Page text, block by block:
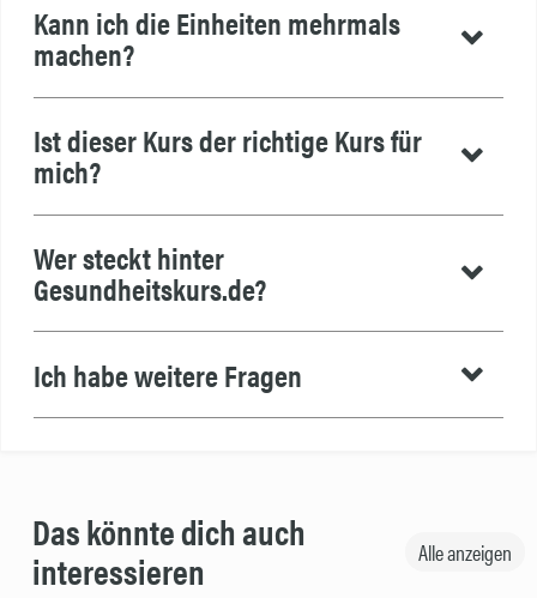
Kann ich die Einheiten mehrmals
machen?
Ist dieser Kurs der richtige Kurs für
mich?
Wer steckt hinter
Gesundheitskurs.de?
Ich habe weitere Fragen
Das könnte dich auch
interessieren Alle anzeigen